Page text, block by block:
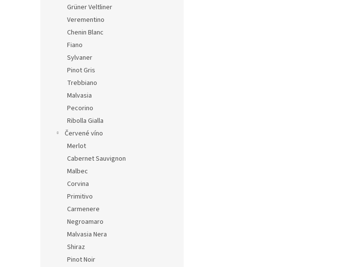
Grüner Veltliner
Verementino
Chenin Blanc
Fiano
Sylvaner
Pinot Gris
Trebbiano
Malvasia
Pecorino
Ribolla Gialla
Červené víno
Merlot
Cabernet Sauvignon
Malbec
Corvina
Primitivo
Carmenere
Negroamaro
Malvasia Nera
Shiraz
Pinot Noir